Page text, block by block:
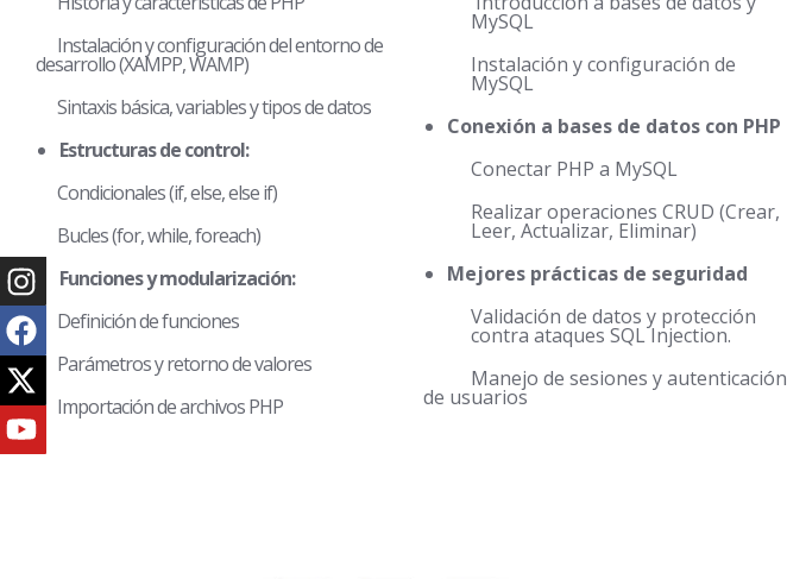
Instalación y configuración del entorno de
desarrollo (XAMPP, WAMP)
Sintaxis básica, variables y tipos de datos
Estructuras de control:
Condicionales (if, else, else if)
Bucles (for, while, foreach)
Funciones y modularización:
Definición de funciones
Parámetros y retorno de valores
Importación de archivos PHP
MySQL
Instalación y configuración de
MySQL
Conexión a bases de datos con PHP
Conectar PHP a MySQL
Realizar operaciones CRUD (Crear,
Leer, Actualizar, Eliminar)
Mejores prácticas de seguridad
Validación de datos y protección
contra ataques SQL Injection.
Manejo de sesiones y autenticación
de usuarios